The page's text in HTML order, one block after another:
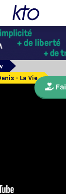
- La Vie